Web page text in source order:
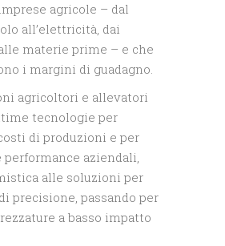
agricole – dal
all’elettricità, dai
materie prime – e che
i margini di guadagno.
agricoltori e allevatori
tecnologie per
di produzioni e per
aziendali,
alle soluzioni per
precisione, passando per
a basso impatto